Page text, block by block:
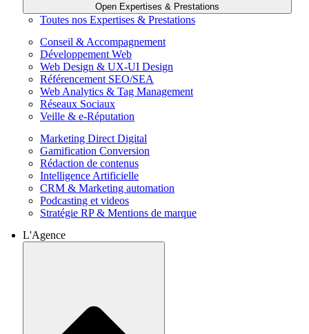
Open Expertises & Prestations
Toutes nos Expertises & Prestations
Conseil & Accompagnement
Développement Web
Web Design & UX-UI Design
Référencement SEO/SEA
Web Analytics & Tag Management
Réseaux Sociaux
Veille & e-Réputation
Marketing Direct Digital
Gamification Conversion
Rédaction de contenus
Intelligence Artificielle
CRM & Marketing automation
Podcasting et videos
Stratégie RP & Mentions de marque
L'Agence